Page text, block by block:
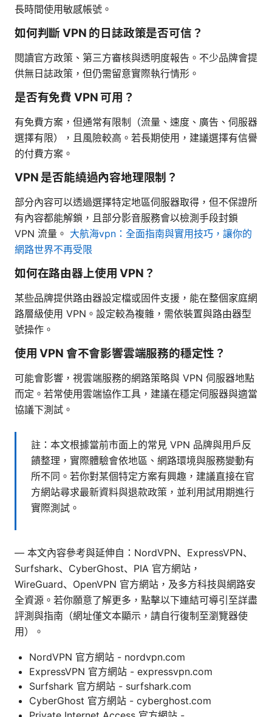
長時間使用敏感帳號。
如何判斷 VPN 的日誌政策是否可信？
閱讀官方政策、第三方審核與透明度報告。不少品牌會提
供無日誌政策，但仍需留意實際執行情形。
是否有免費 VPN 可用？
有免費方案，但通常有限制（流量、速度、廣告、伺服器
選擇有限），且風險較高。若長期使用，建議選擇有信譽
的付費方案。
VPN 是否能繞過內容地理限制？
部分內容可以透過選擇特定地區伺服器取得，但不保證所
有內容都能解鎖，且部分影音服務會以檢測手段封鎖
VPN 流量。 大航海vpn：全面指南與實用技巧，讓你的
網路世界不再受限
如何在路由器上使用 VPN？
某些品牌提供路由器設定檔或固件支援，能在整個家庭網
路層級使用 VPN。設定較為複雜，需依裝置與路由器型
號操作。
使用 VPN 會不會影響雲端服務的穩定性？
可能會影響，視雲端服務的網路策略與 VPN 伺服器地點
而定。若常使用雲端協作工具，建議在穩定伺服器與適當
協議下測試。
註：本文根據當前市面上的常見 VPN 品牌與用戶反
饋整理，實際體驗會依地區、網路環境與服務變動有
所不同。若你對某個特定方案有興趣，建議直接在官
方網站尋求最新資料與退款政策，並利用試用期進行
實際測試。
— 本文內容參考與延伸自：NordVPN、ExpressVPN、
Surfshark、CyberGhost、PIA 官方網站，
WireGuard、OpenVPN 官方網站，及多方科技與網路安
全資源。若你願意了解更多，點擊以下連結可導引至詳盡
評測與指南（網址僅文本顯示，請自行復制至瀏覽器使
用）。
NordVPN 官方網站 - nordvpn.com
ExpressVPN 官方網站 - expressvpn.com
Surfshark 官方網站 - surfshark.com
CyberGhost 官方網站 - cyberghost.com